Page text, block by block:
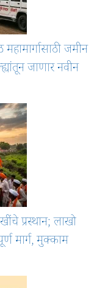
जमीन
जाणार नवीन
प्रस्थान; लाखो
मार्ग, मुक्काम